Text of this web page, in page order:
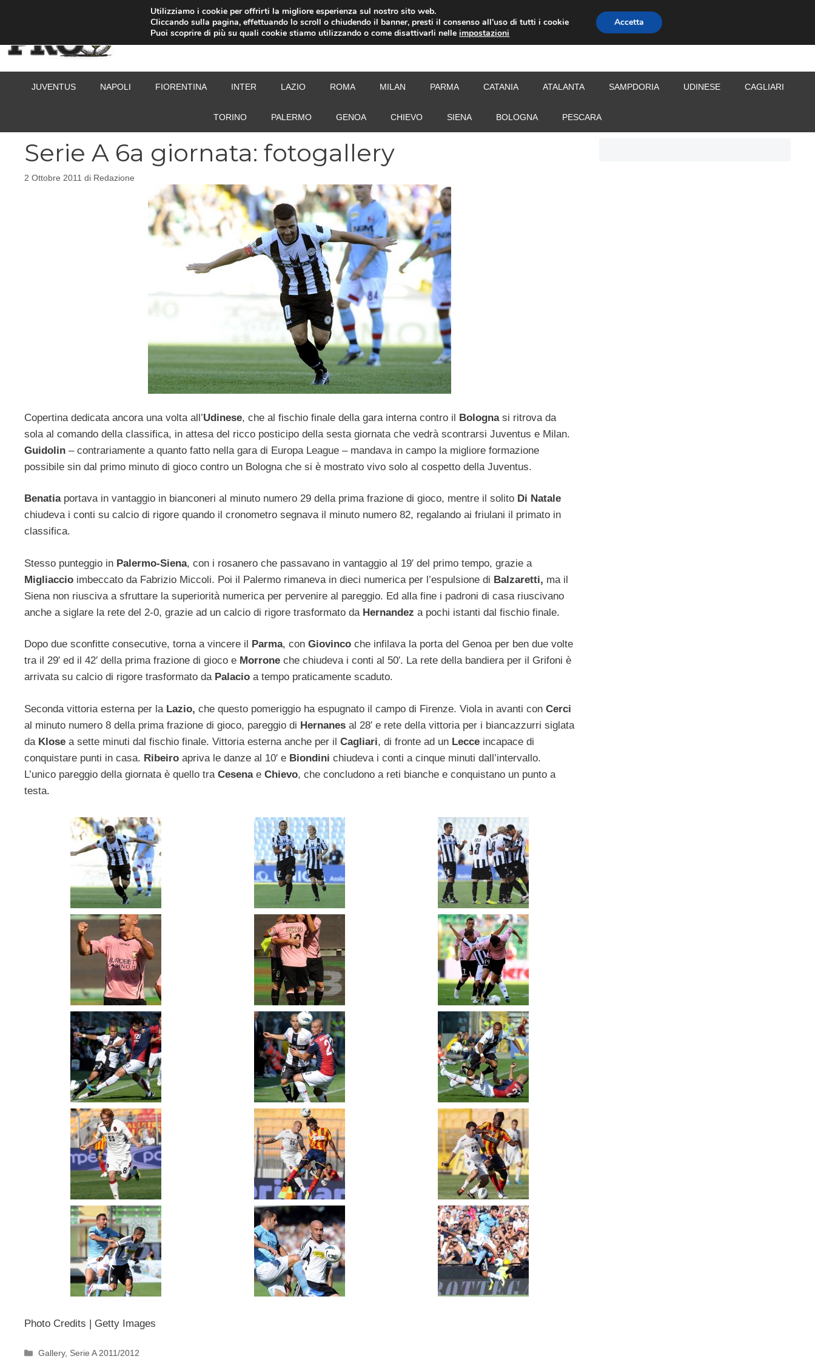
CALCIOMERCATO
JUVENTUS NAPOLI FIORENTINA INTER LAZIO ROMA MILAN PARMA CATANIA ATALANTA SAMPDORIA UDINESE CAGLIARI
TORINO PALERMO GENOA CHIEVO SIENA BOLOGNA PESCARA
Serie A 6a giornata: fotogallery
2 Ottobre 2011 di Redazione
Copertina dedicata ancora una volta all’Udinese, che al fischio finale della gara interna contro il Bolognasi ritrova da
sola al comando della classifica, in attesa del ricco posticipo della sesta giornata che vedrà scontrarsi Juventus e Milan.
Guidolin – contrariamente a quanto fatto nella gara di Europa League – mandava in campo la migliore formazione
possibile sin dal primo minuto di gioco contro un Bologna che si è mostrato vivo solo al cospetto della Juventus.
Benatiaportava in vantaggio in bianconeri al minuto numero 29 della prima frazione di gioco, mentre il solito Di Natale
chiudeva i conti su calcio di rigore quando il cronometro segnava il minuto numero 82, regalando ai friulani il primato in
classifica.
Stesso punteggio in Palermo-Siena, con i rosanero che passavano in vantaggio al 19′ del primo tempo, grazie a
Migliaccio imbeccato da Fabrizio Miccoli. Poi il Palermo rimaneva in dieci numerica per l’espulsione di Balzaretti, ma il
Siena non riusciva a sfruttare la superiorità numerica per pervenire al pareggio. Ed alla fine i padroni di casa riuscivano
anche a siglare la rete del 2-0, grazie ad un calcio di rigore trasformato da Hernandez a pochi istanti dal fischio finale.
Dopo due sconfitte consecutive, torna a vincere il Parma, con Giovinco che infilava la porta del Genoa per ben due volte
tra il 29′ ed il 42′ della prima frazione di gioco e Morrone che chiudeva i conti al 50′. La rete della bandiera per il Grifoni è
arrivata su calcio di rigore trasformato daPalacio a tempo praticamente scaduto.
Seconda vittoria esterna per la Lazio, che questo pomeriggio ha espugnato il campo di Firenze. Viola in avanti con Cerci
al minuto numero 8 della prima frazione di gioco, pareggio di Hernanes al 28′ e rete della vittoria per i biancazzurri siglata
da Klose a sette minuti dal fischio finale. Vittoria esterna anche per il Cagliari, di fronte ad un Lecce incapace di
conquistare punti in casa. Ribeiro apriva le danze al 10′ e Biondini chiudeva i conti a cinque minuti dall’intervallo.
L’unico pareggio della giornata è quello tra Cesenae Chievo, che concludono a reti bianche e conquistano un punto a
testa.
Photo Credits | Getty Images
Categorie
Gallery, Serie A 2011/2012
Utilizziamo i cookie per offrirti la migliore esperienza sul nostro sito web.
Cliccando sulla pagina, effettuando lo scroll o chiudendo il banner, presti il consenso all’uso di tutti i cookie
Puoi scoprire di più su quali cookie stiamo utilizzando o come disattivarli nelleimpostazioni
Accetta